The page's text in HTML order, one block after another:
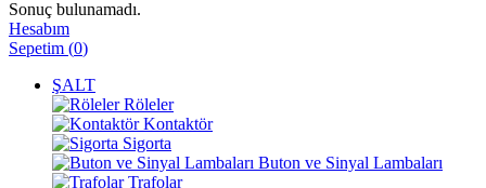
Sonuç bulunamadı.
Hesabım
Sepetim (0)
ŞALT
Röleler
Kontaktör
Sigorta
Buton ve Sinyal Lambaları
Trafolar